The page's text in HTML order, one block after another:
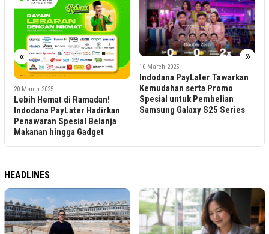
« »
20 March 2025
Lebih Hemat di Ramadan!
Indodana PayLater Hadirkan
Penawaran Spesial Belanja
Makanan hingga Gadget
10 March 2025
Indodana PayLater Tawarkan
Kemudahan serta Promo
Spesial untuk Pembelian
Samsung Galaxy S25 Series
HEADLINES